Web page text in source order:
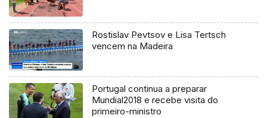
Rostislav Pevtsov e Lisa Tertsch
vencem na Madeira
Portugal continua a preparar
Mundial2018 e recebe visita do
primeiro-ministro